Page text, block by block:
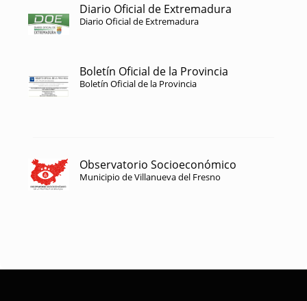
Diario Oficial de Extremadura
Diario Oficial de Extremadura
Boletín Oficial de la Provincia
Boletín Oficial de la Provincia
Observatorio Socioeconómico
Municipio de Villanueva del Fresno